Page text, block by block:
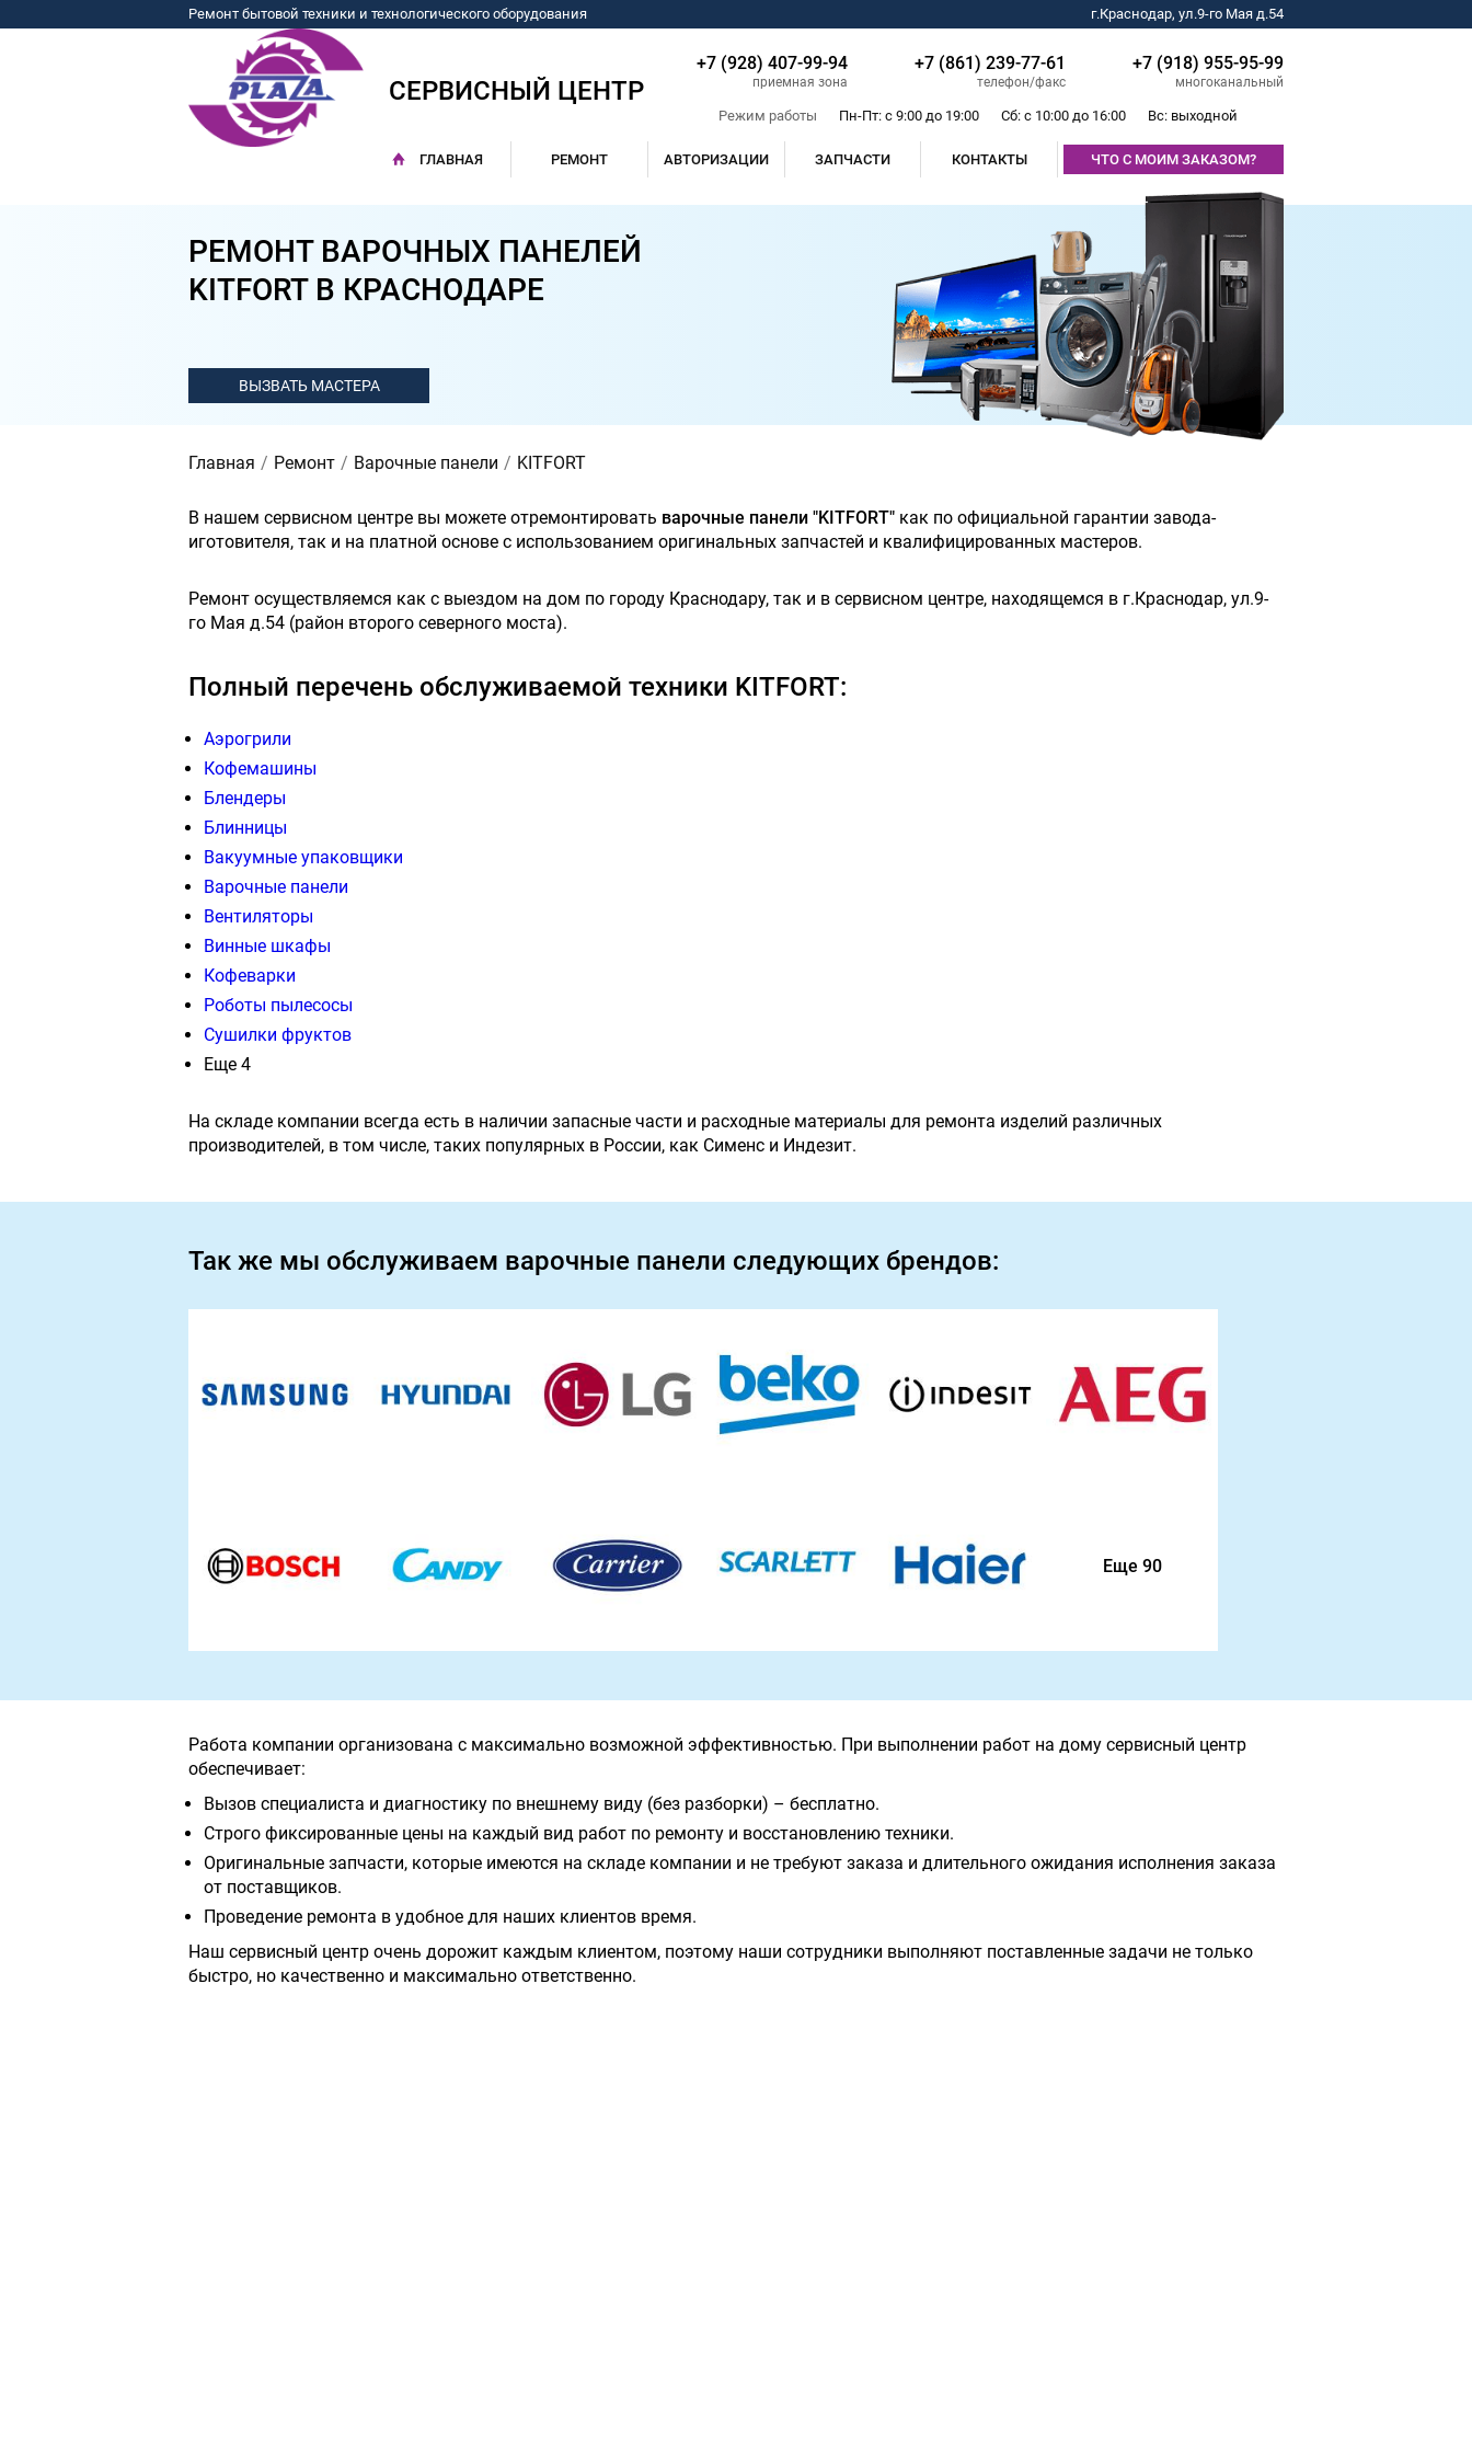
Ремонт бытовой техники и технологического оборудования г.Краснодар, ул.9-го Мая д.54
СЕРВИСНЫЙ ЦЕНТР
+7 (928) 407-99-94
приемная зона
+7 (861) 239-77-61
телефон/факс
+7 (918) 955-95-99
многоканальный
Режим работы Пн-Пт: с 9:00 до 19:00 Сб: с 10:00 до 16:00 Вс: выходной
ГЛАВНАЯ РЕМОНТ АВТОРИЗАЦИИ ЗАПЧАСТИ КОНТАКТЫ ЧТО С МОИМ ЗАКАЗОМ?
РЕМОНТ ВАРОЧНЫХ ПАНЕЛЕЙ
KITFORT В КРАСНОДАРЕ
Главная Ремонт Варочные панели KITFORT
В нашем сервисном центре вы можете отремонтировать варочные панели "KITFORT" как по официальной гарантии завода-
иготовителя, так и на платной основе с использованием оригинальных запчастей и квалифицированных мастеров.
Ремонт осуществляемся как с выездом на дом по городу Краснодару, так и в сервисном центре, находящемся в г.Краснодар, ул.9-
го Мая д.54 (район второго северного моста).
Полный перечень обслуживаемой техники KITFORT:
Аэрогрили
Кофемашины
Блендеры
Блинницы
Вакуумные упаковщики
Варочные панели
Вентиляторы
Винные шкафы
Кофеварки
Роботы пылесосы
Сушилки фруктов
Еще 4
На складе компании всегда есть в наличии запасные части и расходные материалы для ремонта изделий различных
производителей, в том числе, таких популярных в России, как Сименс и Индезит.
Так же мы обслуживаем варочные панели следующих брендов:
Еще 90
Работа компании организована с максимально возможной эффективностью. При выполнении работ на дому сервисный центр
обеспечивает:
Вызов специалиста и диагностику по внешнему виду (без разборки) – бесплатно.
Строго фиксированные цены на каждый вид работ по ремонту и восстановлению техники.
Оригинальные запчасти, которые имеются на складе компании и не требуют заказа и длительного ожидания исполнения заказа
от поставщиков.
Проведение ремонта в удобное для наших клиентов время.
Наш сервисный центр очень дорожит каждым клиентом, поэтому наши сотрудники выполняют поставленные задачи не только
быстро, но качественно и максимально ответственно.